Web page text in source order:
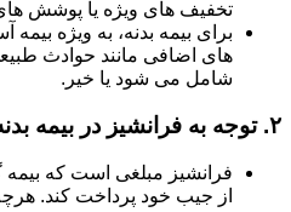
تخفیف های ویژه یا پوشش
برای بیمه بدنه، به ویژه
های اضافی مانند حوادث
شامل می شود یا خیر.
۲. توجه به فرانشیز در بیمه
فرانشیز مبلغی است که بیمه
از جیب خود پرداخت کند.